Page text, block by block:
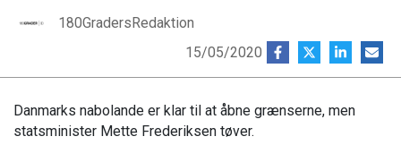
180GradersRedaktion
15/05/2020
Danmarks nabolande er klar til at åbne grænserne, men
statsminister Mette Frederiksen tøver.